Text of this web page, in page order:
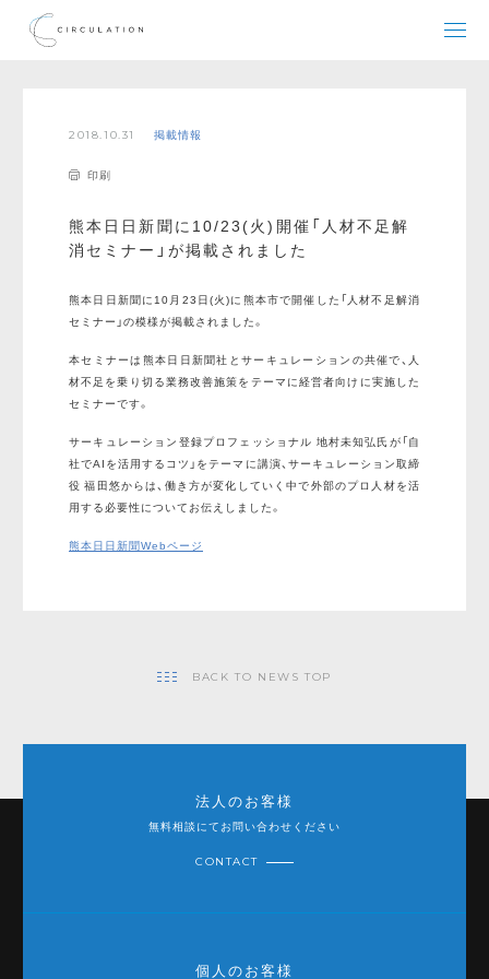
2018.10.31 掲載情報
印刷
熊本日日新聞に10/23(火)開催「人材不足解
消セミナー」が掲載されました
熊本日日新聞に10月23日(火)に熊本市で開催した「人材不足解消
セミナー」の模様が掲載されました。
本セミナーは熊本日日新聞社とサーキュレーションの共催で、人
材不足を乗り切る業務改善施策をテーマに経営者向けに実施した
セミナーです。
サーキュレーション登録プロフェッショナル 地村未知弘氏が「自
社でAIを活用するコツ」をテーマに講演、サーキュレーション取締
役 福田悠からは、働き方が変化していく中で外部のプロ人材を活
用する必要性についてお伝えしました。
熊本日日新聞Webページ
BACK TO NEWS TOP
法人のお客様
無料相談にてお問い合わせください
CONTACT
個人のお客様